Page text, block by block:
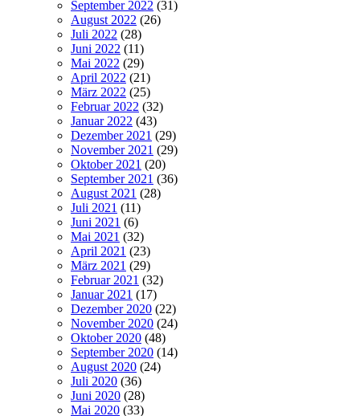
September 2022 (31)
August 2022 (26)
Juli 2022 (28)
Juni 2022 (11)
Mai 2022 (29)
April 2022 (21)
März 2022 (25)
Februar 2022 (32)
Januar 2022 (43)
Dezember 2021 (29)
November 2021 (29)
Oktober 2021 (20)
September 2021 (36)
August 2021 (28)
Juli 2021 (11)
Juni 2021 (6)
Mai 2021 (32)
April 2021 (23)
März 2021 (29)
Februar 2021 (32)
Januar 2021 (17)
Dezember 2020 (22)
November 2020 (24)
Oktober 2020 (48)
September 2020 (14)
August 2020 (24)
Juli 2020 (36)
Juni 2020 (28)
Mai 2020 (33)